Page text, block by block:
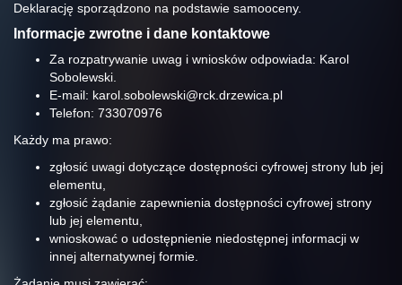
Deklarację sporządzono na podstawie samooceny.
Informacje zwrotne i dane kontaktowe
Za rozpatrywanie uwag i wniosków odpowiada: Karol
Sobolewski
E-mail: karol.sobolewski@rck.drzewica.pl
Telefon: 733070976
Każdy ma prawo:
zgłosić uwagi dotyczące dostępności cyfrowej strony lub jej
elementu,
zgłosić żądanie zapewnienia dostępności cyfrowej strony
lub jej elementu,
wnioskować o udostępnienie niedostępnej informacji w
innej alternatywnej formie.